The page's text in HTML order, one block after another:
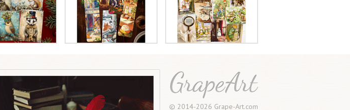
© 2014-2026 Grape-Art.com